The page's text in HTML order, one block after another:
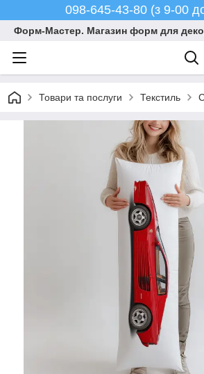
098-645-43-80 (з 9-00
Форм-Мастер. Магазин форм для
Товари та послуги Текстиль